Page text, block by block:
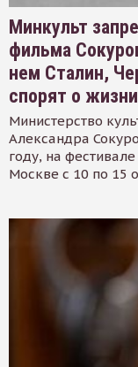
Минкульт
фильма
нем Сталин,
спорят о жизни
Министерство
Александра
году, на
Москве с 10 по 15